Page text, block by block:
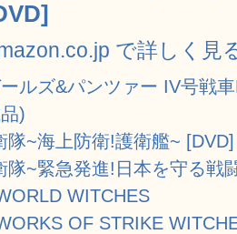
で詳しく見
ルズ&パンツァー IV号戦
)
隊~海上防衛!護衛艦~ [DVD]
隊~緊急発進!日本を守る戦
WITCHES
OF STRIKE